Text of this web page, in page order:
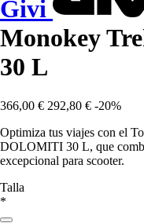
Givi
Monokey
30 L
366,00 € 292,80 € -20%
Optimiza tus viajes con el
DOLOMITI 30 L, que
excepcional para scooter.
Talla
*